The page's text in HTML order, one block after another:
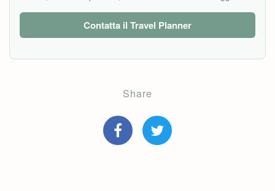
Contatta il Travel Planner
Share